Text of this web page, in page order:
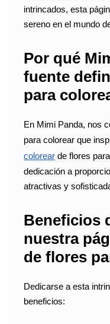
intrincados, esta
sereno en el mundo
Por qué
fuente
para
En Mimi Panda, nos
para colorear que
colorear de flores
dedicación a
atractivas y
Beneficios
nuestra
de flores
Dedicarse a esta
beneficios: